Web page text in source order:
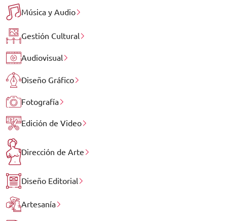
Música y Audio
Gestión Cultural
Audiovisual
Diseño Gráfico
Fotografía
Edición de Video
Dirección de Arte
Diseño Editorial
Artesanía